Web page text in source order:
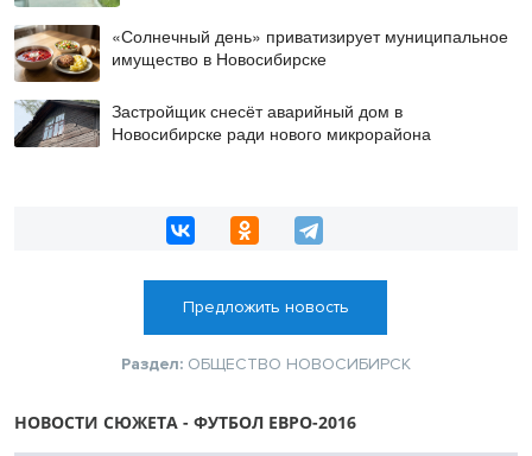
«Солнечный день» приватизирует муниципальное
имущество в Новосибирске
Застройщик снесёт аварийный дом в
Новосибирске ради нового микрорайона
Предложить новость
Раздел: ОБЩЕСТВО НОВОСИБИРСК
НОВОСТИ СЮЖЕТА - ФУТБОЛ ЕВРО-2016